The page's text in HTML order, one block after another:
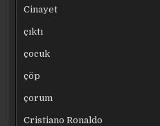
Cinayet
çıktı
çocuk
çöp
çorum
Cristiano Ronaldo